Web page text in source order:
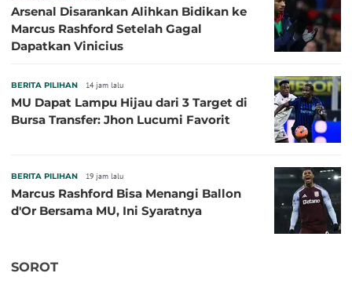
Arsenal Disarankan Alihkan Bidikan ke
Marcus Rashford Setelah Gagal
Dapatkan Vinicius
BERITA PILIHAN 14 jam lalu
MU Dapat Lampu Hijau dari 3 Target di
Bursa Transfer: Jhon Lucumi Favorit
BERITA PILIHAN 19 jam lalu
Marcus Rashford Bisa Menangi Ballon
d'Or Bersama MU, Ini Syaratnya
SOROT